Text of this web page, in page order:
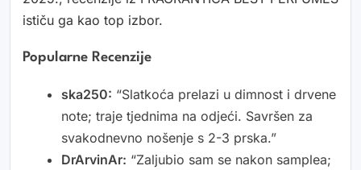
ističu ga kao top izbor.
Popularne Recenzije
ska250: “Slatkoća prelazi u dimnost i drvene
note; traje tjednima na odjeći. Savršen za
svakodnevno nošenje s 2-3 prska.”
DrArvinAr: “Zaljubio sam se nakon samplea;